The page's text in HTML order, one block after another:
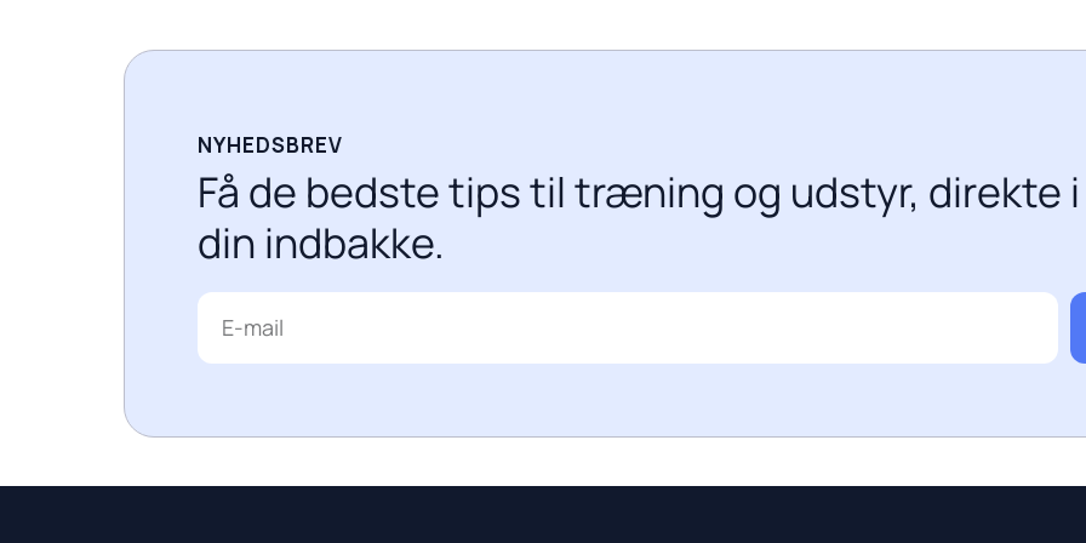
NYHEDSBREV
Få de bedste tips til træning og udstyr, direkte i
din indbakke.
E-
mail